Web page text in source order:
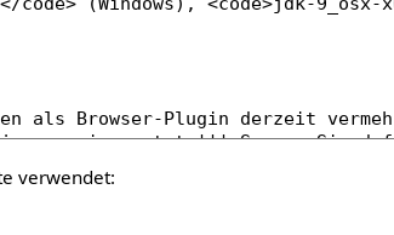
verwendet: